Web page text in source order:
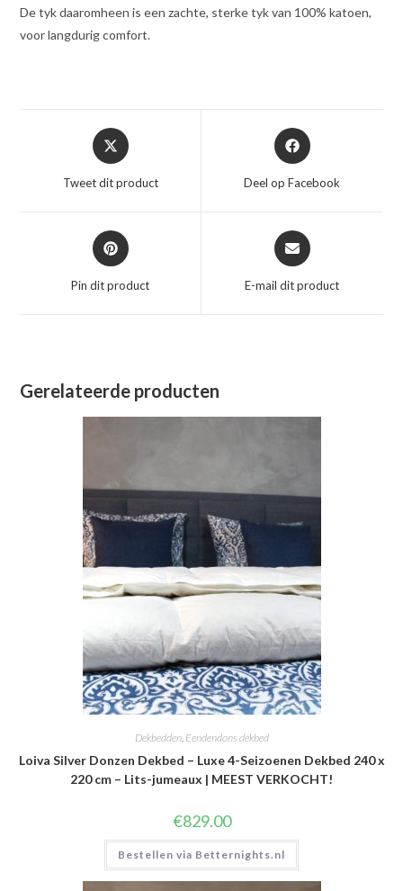
De tyk daaromheen is een zachte, sterke tyk van 100% katoen,
voor langdurig comfort.
Opent
in
nieuw
Tweet dit product
Opent
in
nieuw
Deel op Facebook
Opent
in
nieuw
Pin dit product
Opent
in
nieuw
E-mail dit product
Gerelateerde producten
Dekbedden, Eendendons dekbed
Loiva Silver Donzen Dekbed – Luxe 4-Seizoenen Dekbed 240 x
220 cm – Lits-jumeaux | MEEST VERKOCHT!
€829.00
Bestellen via Betternights.nl